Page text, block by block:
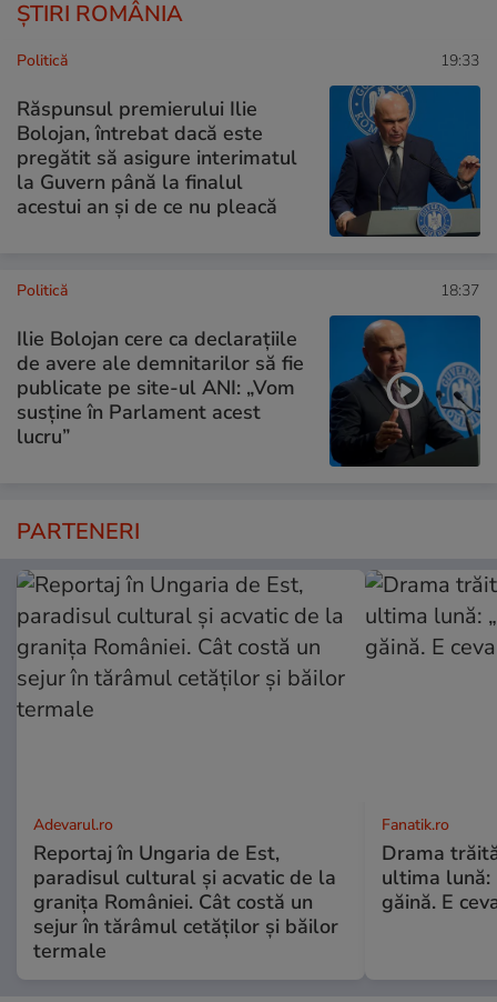
ȘTIRI ROMÂNIA
Politică 19:33
Răspunsul premierului Ilie
Bolojan, întrebat dacă este
pregătit să asigure interimatul
la Guvern până la finalul
acestui an și de ce nu pleacă
Politică 18:37
Ilie Bolojan cere ca declarațiile
de avere ale demnitarilor să fie
publicate pe site-ul ANI: „Vom
susține în Parlament acest
lucru”
PARTENERI
Adevarul.ro
Reportaj în Ungaria de Est,
paradisul cultural și acvatic de la
granița României. Cât costă un
sejur în tărâmul cetăților și băilor
termale
Fanatik.ro
Drama
ultima lună:
găină. E